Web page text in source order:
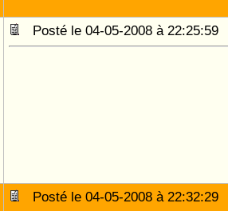
Posté le 04-05-2008 à
Posté le 04-05-2008 à